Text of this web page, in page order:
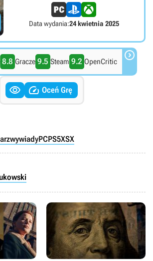
Data wydania:24 kwietnia 2025
8.8 Gracze 9.5 Steam 9.2 OpenCritic 
  Oceń Grę
wywiadyPCPS5XSX